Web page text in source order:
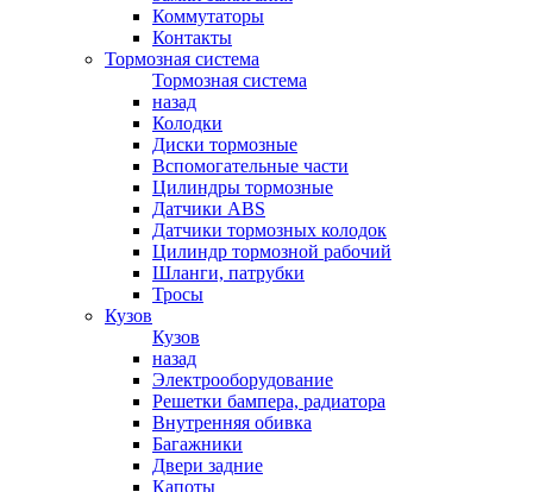
Коммутаторы
Контакты
Тормозная система
Тормозная система
назад
Колодки
Диски тормозные
Вспомогательные части
Цилиндры тормозные
Датчики ABS
Датчики тормозных колодок
Цилиндр тормозной рабочий
Шланги, патрубки
Тросы
Кузов
Кузов
назад
Электрооборудование
Решетки бампера, радиатора
Внутренняя обивка
Багажники
Двери задние
Капоты